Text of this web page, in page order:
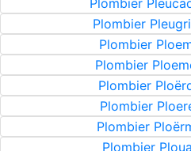
Plombier
Plombier
Plombier
Plombier
Plombier
Plombier
Plombier
Plombier